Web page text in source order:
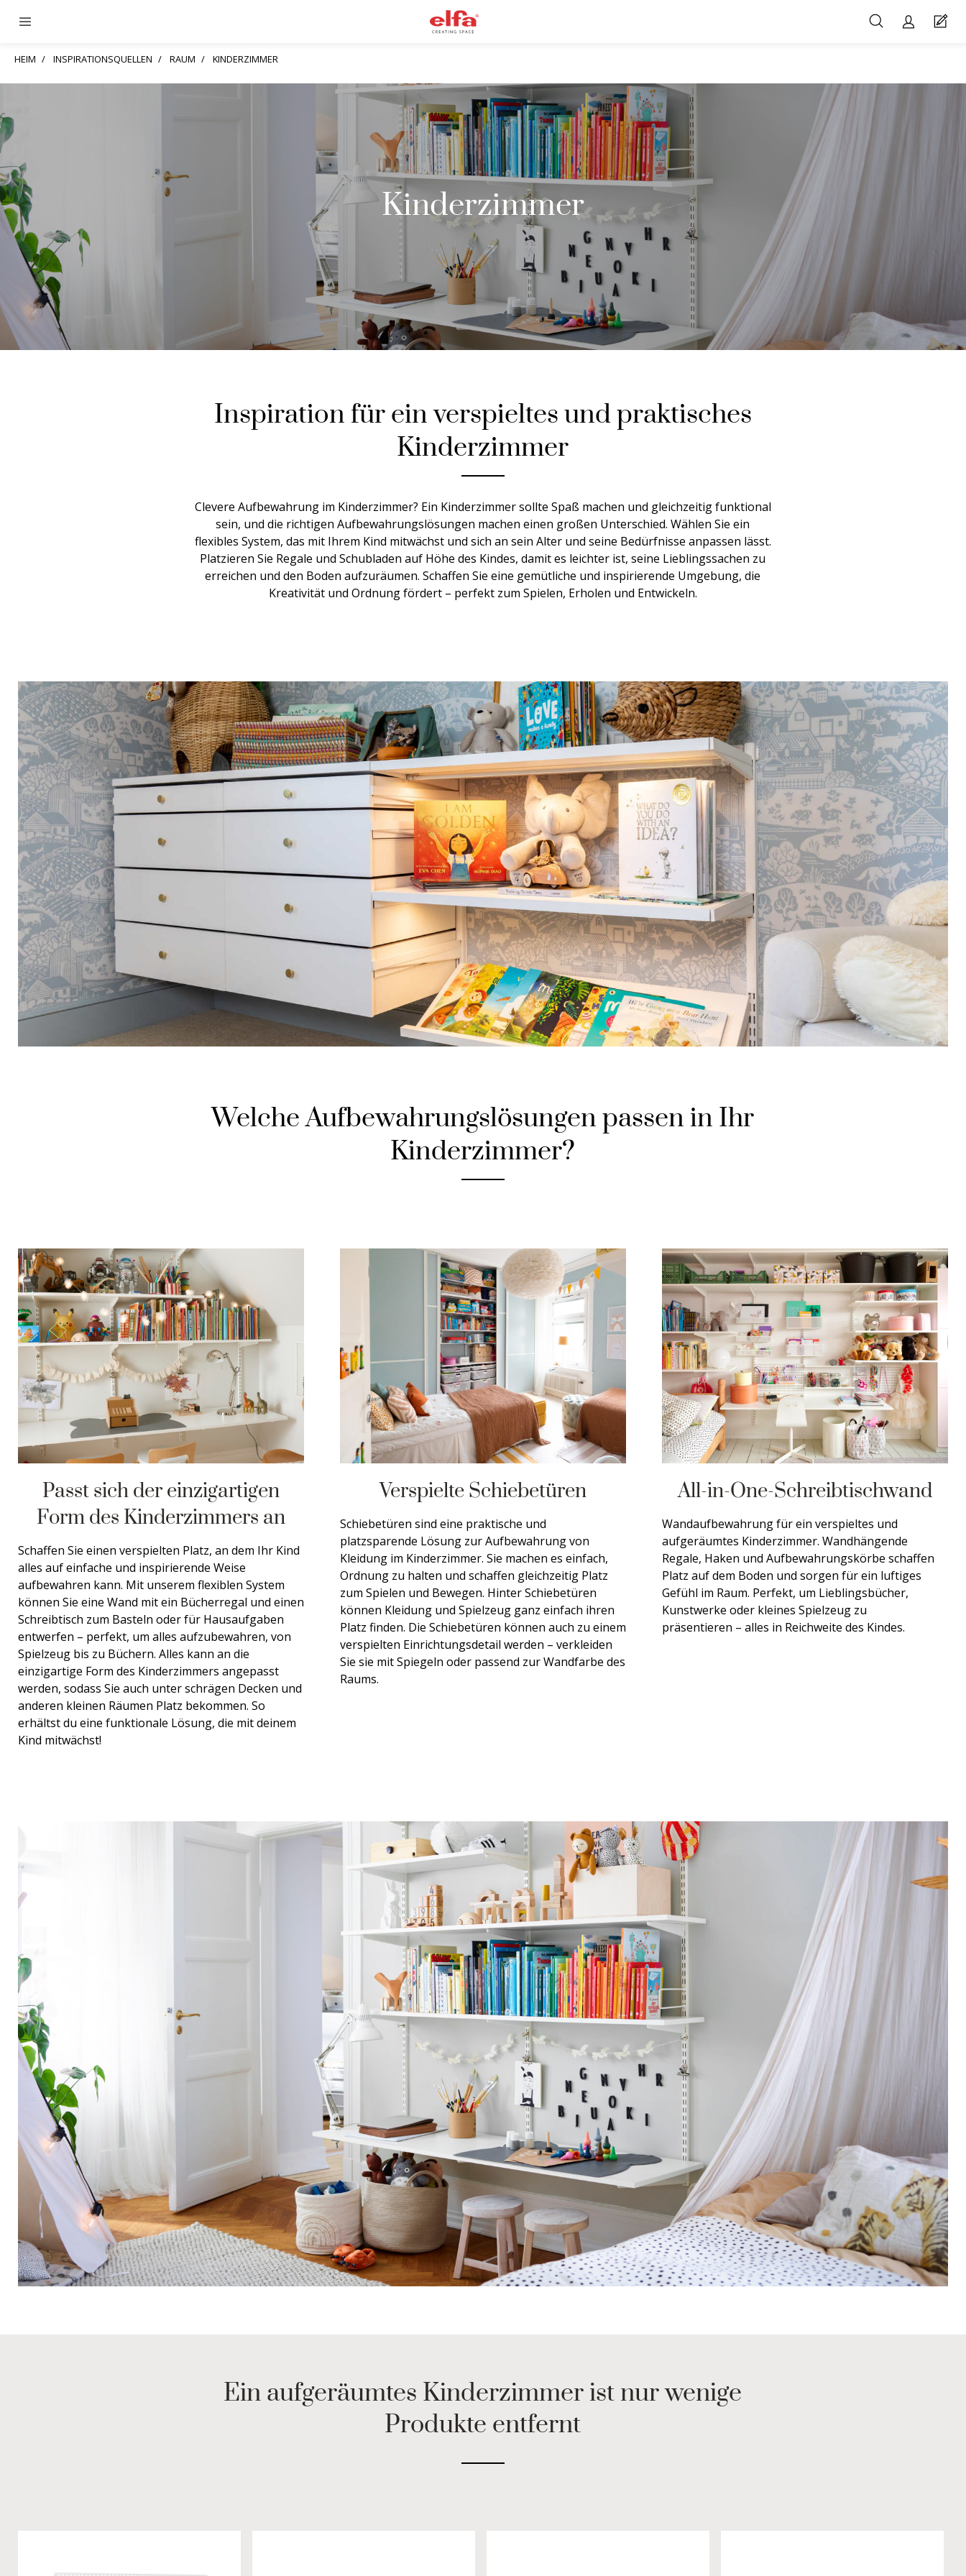
HEIM INSPIRATIONSQUELLEN RAUM KINDERZIMMER
Kinderzimmer
Inspiration für ein verspieltes und praktisches
Kinderzimmer
Clevere Aufbewahrung im Kinderzimmer? Ein Kinderzimmer sollte Spaß machen und gleichzeitig funktional
sein, und die richtigen Aufbewahrungslösungen machen einen großen Unterschied. Wählen Sie ein
flexibles System, das mit Ihrem Kind mitwächst und sich an sein Alter und seine Bedürfnisse anpassen lässt.
Platzieren Sie Regale und Schubladen auf Höhe des Kindes, damit es leichter ist, seine Lieblingssachen zu
erreichen und den Boden aufzuräumen. Schaffen Sie eine gemütliche und inspirierende Umgebung, die
Kreativität und Ordnung fördert – perfekt zum Spielen, Erholen und Entwickeln.
Welche Aufbewahrungslösungen passen in Ihr
Kinderzimmer?
Passt sich der einzigartigen
Form des Kinderzimmers an
Schaffen Sie einen verspielten Platz, an dem Ihr Kind
alles auf einfache und inspirierende Weise
aufbewahren kann. Mit unserem flexiblen System
können Sie eine Wand mit ein Bücherregal und einen
Schreibtisch zum Basteln oder für Hausaufgaben
entwerfen – perfekt, um alles aufzubewahren, von
Spielzeug bis zu Büchern. Alles kann an die
einzigartige Form des Kinderzimmers angepasst
werden, sodass Sie auch unter schrägen Decken und
anderen kleinen Räumen Platz bekommen. So
erhältst du eine funktionale Lösung, die mit deinem
Kind mitwächst!
Verspielte Schiebetüren
Schiebetüren sind eine praktische und
platzsparende Lösung zur Aufbewahrung von
Kleidung im Kinderzimmer. Sie machen es einfach,
Ordnung zu halten und schaffen gleichzeitig Platz
zum Spielen und Bewegen. Hinter Schiebetüren
können Kleidung und Spielzeug ganz einfach ihren
Platz finden. Die Schiebetüren können auch zu einem
verspielten Einrichtungsdetail werden – verkleiden
Sie sie mit Spiegeln oder passend zur Wandfarbe des
Raums.
All-in-One-Schreibtischwand
Wandaufbewahrung für ein verspieltes und
aufgeräumtes Kinderzimmer. Wandhängende
Regale, Haken und Aufbewahrungskörbe schaffen
Platz auf dem Boden und sorgen für ein luftiges
Gefühl im Raum. Perfekt, um Lieblingsbücher,
Kunstwerke oder kleines Spielzeug zu
präsentieren – alles in Reichweite des Kindes.
Ein aufgeräumtes Kinderzimmer ist nur wenige
Produkte entfernt